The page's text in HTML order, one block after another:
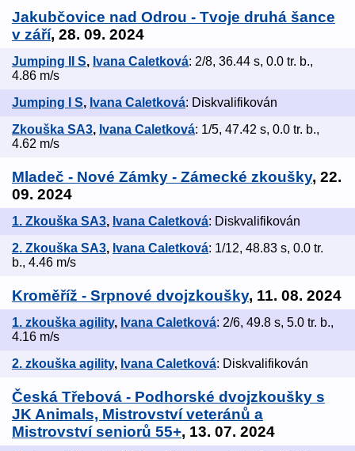
Jakubčovice nad Odrou - Tvoje druhá šance
v září, 28. 09. 2024
Jumping II S, Ivana Caletková: 2/8, 36.44 s, 0.0 tr. b.,
4.86 m/s
Jumping I S, Ivana Caletková: Diskvalifikován
Zkouška SA3, Ivana Caletková: 1/5, 47.42 s, 0.0 tr. b.,
4.62 m/s
Mladeč - Nové Zámky - Zámecké zkoušky, 22.
09. 2024
1. Zkouška SA3, Ivana Caletková: Diskvalifikován
2. Zkouška SA3, Ivana Caletková: 1/12, 48.83 s, 0.0 tr.
b., 4.46 m/s
Kroměříž - Srpnové dvojzkoušky, 11. 08. 2024
1. zkouška agility, Ivana Caletková: 2/6, 49.8 s, 5.0 tr. b.,
4.16 m/s
2. zkouška agility, Ivana Caletková: Diskvalifikován
Česká Třebová - Podhorské dvojzkoušky s
JK Animals, Mistrovství veteránů a
Mistrovství seniorů 55+, 13. 07. 2024